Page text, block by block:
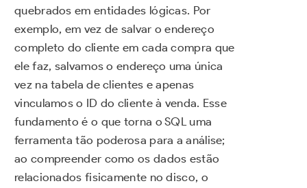
quebrados em entidades lógicas. Por
exemplo, em vez de salvar o endereço
completo do cliente em cada compra que
ele faz, salvamos o endereço uma única
vez na tabela de clientes e apenas
vinculamos o ID do cliente à venda. Esse
fundamento é o que torna o SQL uma
ferramenta tão poderosa para a análise;
ao compreender como os dados estão
relacionados fisicamente no disco, o